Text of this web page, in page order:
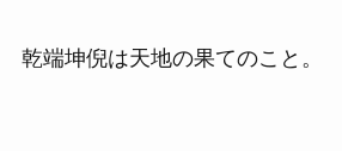
乾端坤倪は天地の果てのこと。